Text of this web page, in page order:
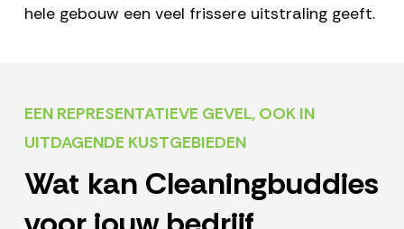
hele gebouw een veel frissere uitstraling geeft.
EEN REPRESENTATIEVE GEVEL, OOK IN
UITDAGENDE KUSTGEBIEDEN
Wat kan Cleaningbuddies